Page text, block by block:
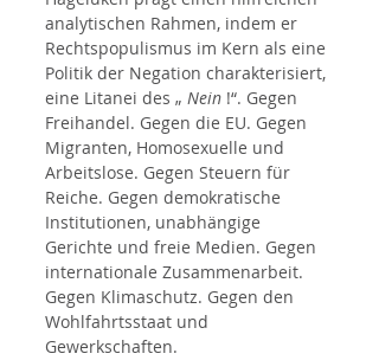
analytischen Rahmen, indem er
Rechtspopulismus im Kern als eine
Politik der Negation charakterisiert,
eine Litanei des „ Nein !“. Gegen
Freihandel. Gegen die EU. Gegen
Migranten, Homosexuelle und
Arbeitslose. Gegen Steuern für
Reiche. Gegen demokratische
Institutionen, unabhängige
Gerichte und freie Medien. Gegen
internationale Zusammenarbeit.
Gegen Klimaschutz. Gegen den
Wohlfahrtsstaat und
Gewerkschaften.